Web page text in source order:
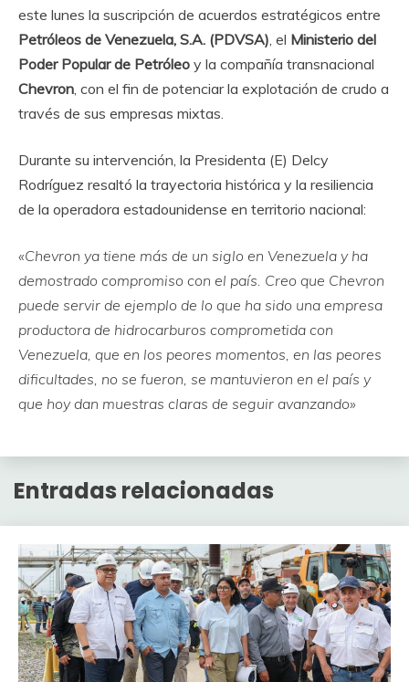
este lunes la suscripción de acuerdos estratégicos entre
Petróleos de Venezuela, S.A. (PDVSA) , el Ministerio del
Poder Popular de Petróleo y la compañía transnacional
Chevron , con el fin de potenciar la explotación de crudo a
través de sus empresas mixtas.
Durante su intervención, la Presidenta (E) Delcy
Rodríguez resaltó la trayectoria histórica y la resiliencia
de la operadora estadounidense en territorio nacional:
«Chevron ya tiene más de un siglo en Venezuela y ha
demostrado compromiso con el país. Creo que Chevron
puede servir de ejemplo de lo que ha sido una empresa
productora de hidrocarburos comprometida con
Venezuela, que en los peores momentos, en las peores
dificultades, no se fueron, se mantuvieron en el país y
que hoy dan muestras claras de seguir avanzando»
Entradas relacionadas